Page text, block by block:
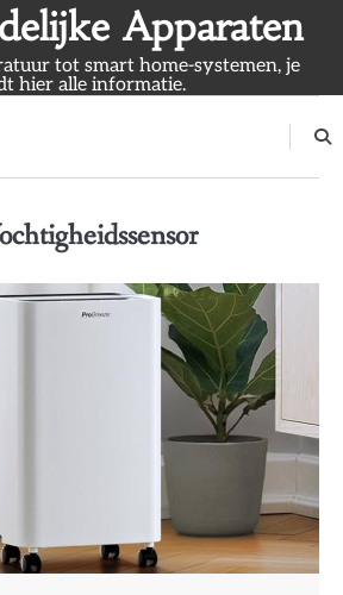
Apparaten
tot smart home-systemen, je
hier alle informatie.